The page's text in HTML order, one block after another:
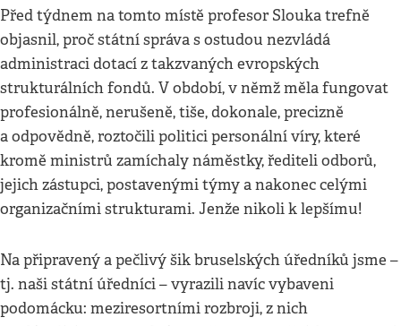
Před týdnem na tomto místě profesor Slouka trefně
objasnil, proč státní správa s ostudou nezvládá
administraci dotací z takzvaných evropských
strukturálních fondů. V období, v němž měla fungovat
profesionálně, nerušeně, tiše, dokonale, precizně
a odpovědně, roztočili politici personální víry, které
kromě ministrů zamíchaly náměstky, řediteli odborů,
jejich zástupci, postavenými týmy a nakonec celými
organizačními strukturami. Jenže nikoli k lepšímu!
Na připravený a pečlivý šik bruselských úředníků jsme –
tj. naši státní úředníci – vyrazili navíc vybaveni
podomácku: meziresortními rozbroji, z nich